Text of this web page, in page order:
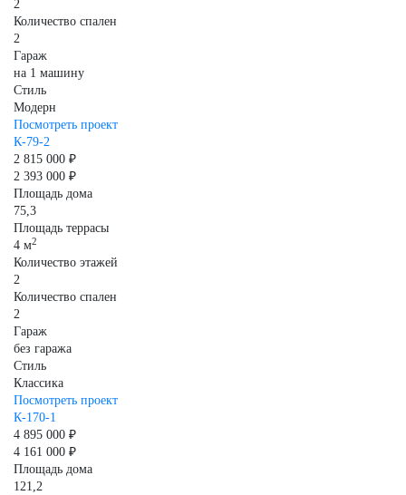
2
Количество спален
2
Гараж
на 1 машину
Стиль
Модерн
Посмотреть проект
К-79-2
2 815 000 ₽
2 393 000 ₽
Площадь дома
75,3
Площадь террасы
4 м2
Количество этажей
2
Количество спален
2
Гараж
без гаража
Стиль
Классика
Посмотреть проект
К-170-1
4 895 000 ₽
4 161 000 ₽
Площадь дома
121,2